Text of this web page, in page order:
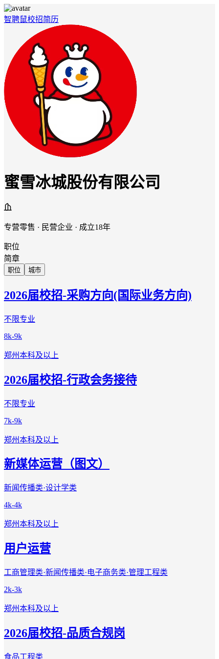
智聘鼠校招简历
蜜雪冰城股份有限公司
专营零售 · 民营企业 · 成立18年
职位
简章
职位 城市
2026届校招-采购方向(国际业务方向)
不限专业
8k-9k
郑州本科及以上
2026届校招-行政会务接待
不限专业
7k-9k
郑州本科及以上
新媒体运营（图文）
新闻传播类·设计学类
4k-4k
郑州本科及以上
用户运营
工商管理类·新闻传播类·电子商务类·管理工程类
2k-3k
郑州本科及以上
2026届校招-品质合规岗
食品工程类